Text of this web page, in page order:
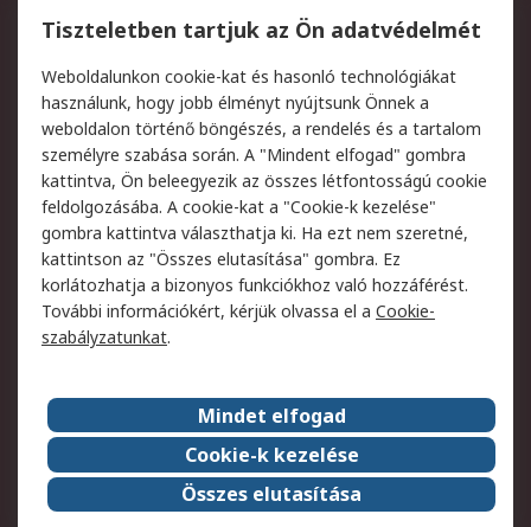
Regisztráció
Szállítás
Termékvisszaküldés
Szolgáltatások
Jogi
Adatvédelmi
szabályzat
Az RS értékesítési
feltételei
Cookie szabályzat
Email biztonság
Webhelyre vonatkozó
feltételek
Weboldal felhasználói
szabályzata
Képviseletek
Rólunk
Vállalatcsoport
Karrier
Díjak és elismerések
ESG globális célok
Tiszteletben tartjuk az Ön adatvédelmét
Weboldalunkon cookie-kat és hasonló technológiákat
használunk, hogy jobb élményt nyújtsunk Önnek a
weboldalon történő böngészés, a rendelés és a tartalom
személyre szabása során. A "Mindent elfogad" gombra
kattintva, Ön beleegyezik az összes létfontosságú cookie
feldolgozásába. A cookie-kat a "Cookie-k kezelése"
gombra kattintva választhatja ki. Ha ezt nem szeretné,
kattintson az "Összes elutasítása" gombra. Ez
korlátozhatja a bizonyos funkciókhoz való hozzáférést.
További információkért, kérjük olvassa el a Cookie-
szabályzatunkat.
Mindet elfogad
Cookie-k kezelése
Összes elutasítása